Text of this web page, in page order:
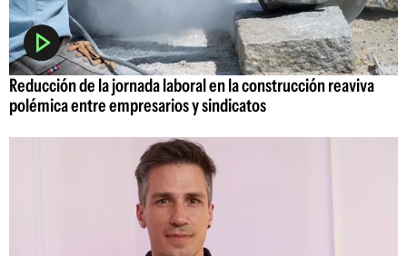
Reducción de la jornada laboral en la construcción reaviva
polémica entre empresarios y sindicatos